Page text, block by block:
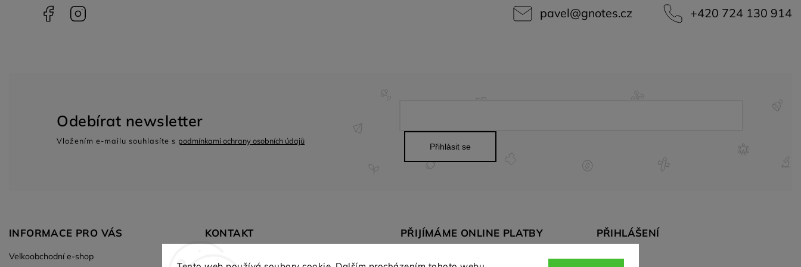
Facebook pavel@gnotes.cz +420 724 130 914
INFORMACE PRO VÁS
Velkoobchodní e-shop
KONTAKT PŘIJÍMÁME ONLINE PLATBY PŘIHLÁŠENÍ
E-mail
Odebírat newsletter
Vložením e-mailu souhlasíte s podmínkami ochrany osobních údajů
Přihlásit se